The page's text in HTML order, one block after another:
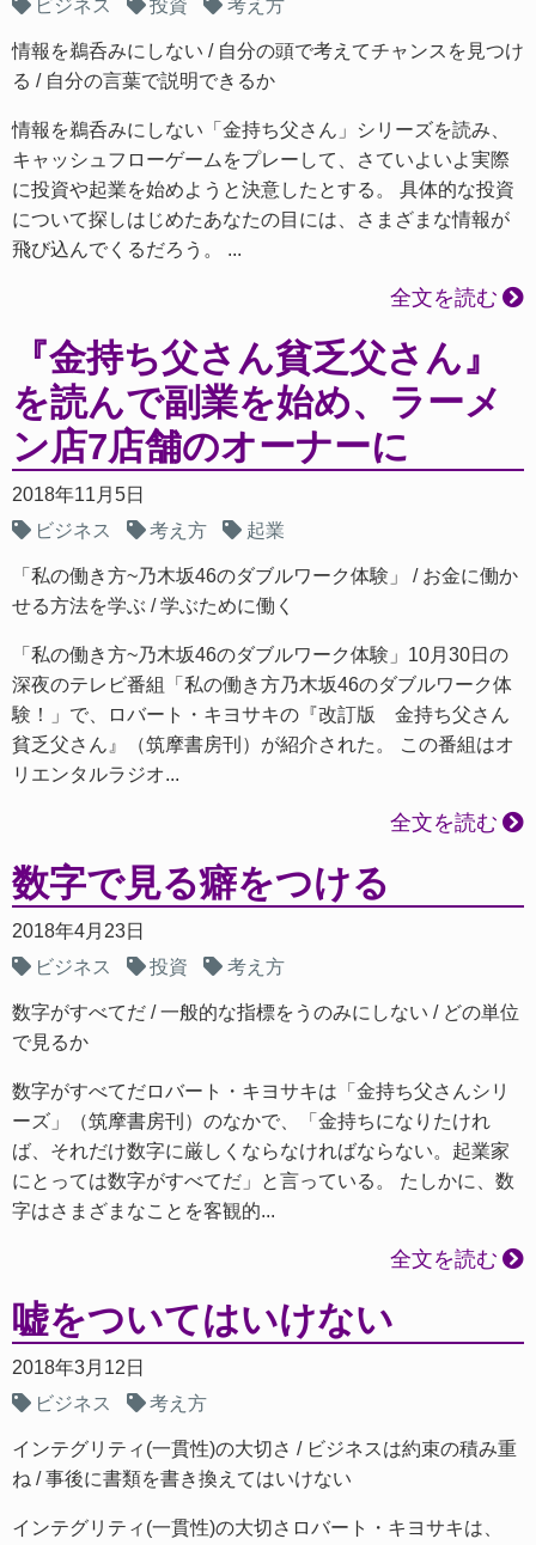
ビジネス 投資 考え方
情報を鵜呑みにしない
自分の頭で考えてチャンスを見つけ
る
自分の言葉で説明できるか
情報を鵜呑みにしない「金持ち父さん」シリーズを読み、
キャッシュフローゲームをプレーして、さていよいよ実際
に投資や起業を始めようと決意したとする。 具体的な投資
について探しはじめたあなたの目には、さまざまな情報が
飛び込んでくるだろう。 ...
全文を読む
『金持ち父さん貧乏父さん』
を読んで副業を始め、ラーメ
ン店7店舗のオーナーに
2018年11月5日
ビジネス
考え方 起業
「私の働き方~乃木坂46のダブルワーク体験」
お金に働か
せる方法を学ぶ
学ぶために働く
「私の働き方~乃木坂46のダブルワーク体験」10月30日の
深夜のテレビ番組「私の働き方乃木坂46のダブルワーク体
験！」で、ロバート・キヨサキの『改訂版 金持ち父さん
貧乏父さん』（筑摩書房刊）が紹介された。 この番組はオ
リエンタルラジオ...
全文を読む
数字で見る癖をつける
2018年4月23日
ビジネス
投資 考え方
数字がすべてだ 一般的な指標をうのみにしない
どの単位
で見るか
数字がすべてだロバート・キヨサキは「金持ち父さんシリ
ーズ」（筑摩書房刊）のなかで、「金持ちになりたけれ
ば、それだけ数字に厳しくならなければならない。起業家
にとっては数字がすべてだ」と言っている。 たしかに、数
字はさまざまなことを客観的...
全文を読む
嘘をついてはいけない
2018年3月12日
ビジネス
考え方
インテグリティ(一貫性)の大切さ
ビジネスは約束の積み重
ね
事後に書類を書き換えてはいけない
インテグリティ(一貫性)の大切さロバート・キヨサキは、